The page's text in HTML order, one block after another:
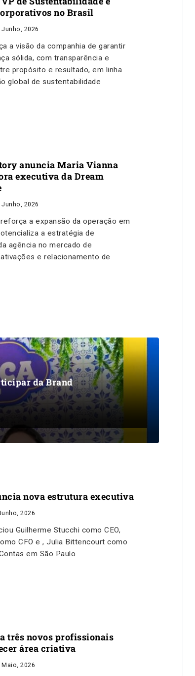
no Brasil
Junho, 2026
a visão da companhia de garantir
sólida, com transparência e
propósito e resultado, em linha
global de sustentabilidade
anuncia Maria Vianna
executiva da Dream
Junho, 2026
a expansão da operação em
a estratégia de
agência no mercado de
e relacionamento de
da Brand
nova estrutura executiva
2026
Guilherme Stucchi como CEO,
CFO e , Julia Bittencourt como
em São Paulo
três novos profissionais
área criativa
Maio, 2026